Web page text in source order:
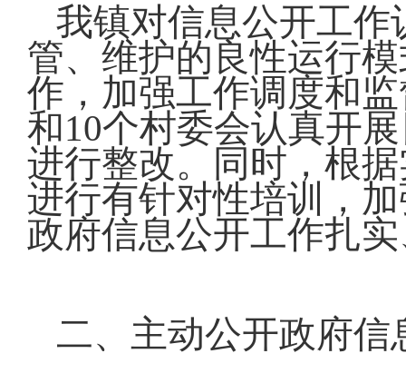
我镇对信息公开工
管、维护的良性运行
作，加强工作调度和
和10个村委会认真开
进行整改。同时，根
进行有针对性培训，
政府信息公开工作扎
二、主动公开政府信